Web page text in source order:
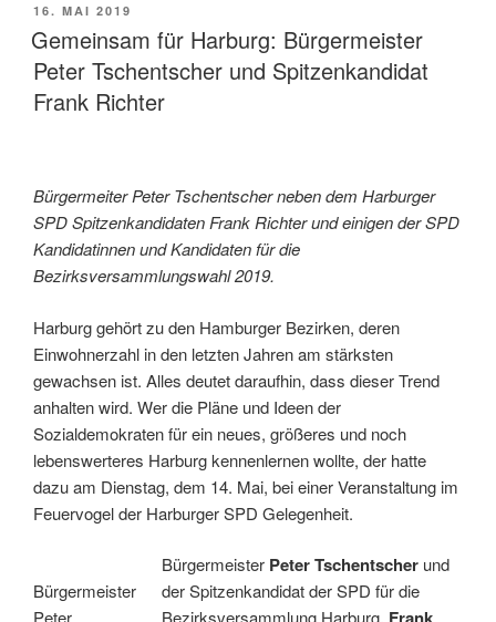
VERÖFFENTLICHT
AM
16. MAI 2019
Gemeinsam für Harburg: Bürgermeister
Peter Tschentscher und Spitzenkandidat
Frank Richter
Bürgermeiter Peter Tschentscher neben dem Harburger
SPD Spitzenkandidaten Frank Richter und einigen der SPD
Kandidatinnen und Kandidaten für die
Bezirksversammlungswahl 2019.
Harburg gehört zu den Hamburger Bezirken, deren
Einwohnerzahl in den letzten Jahren am stärksten
gewachsen ist. Alles deutet daraufhin, dass dieser Trend
anhalten wird. Wer die Pläne und Ideen der
Sozialdemokraten für ein neues, größeres und noch
lebenswerteres Harburg kennenlernen wollte, der hatte
dazu am Dienstag, dem 14. Mai, bei einer Veranstaltung im
Feuervogel der Harburger SPD Gelegenheit.
Bürgermeister
Peter
Bürgermeister Peter Tschentscherund
der Spitzenkandidat der SPD für die
Bezirksversammlung Harburg,